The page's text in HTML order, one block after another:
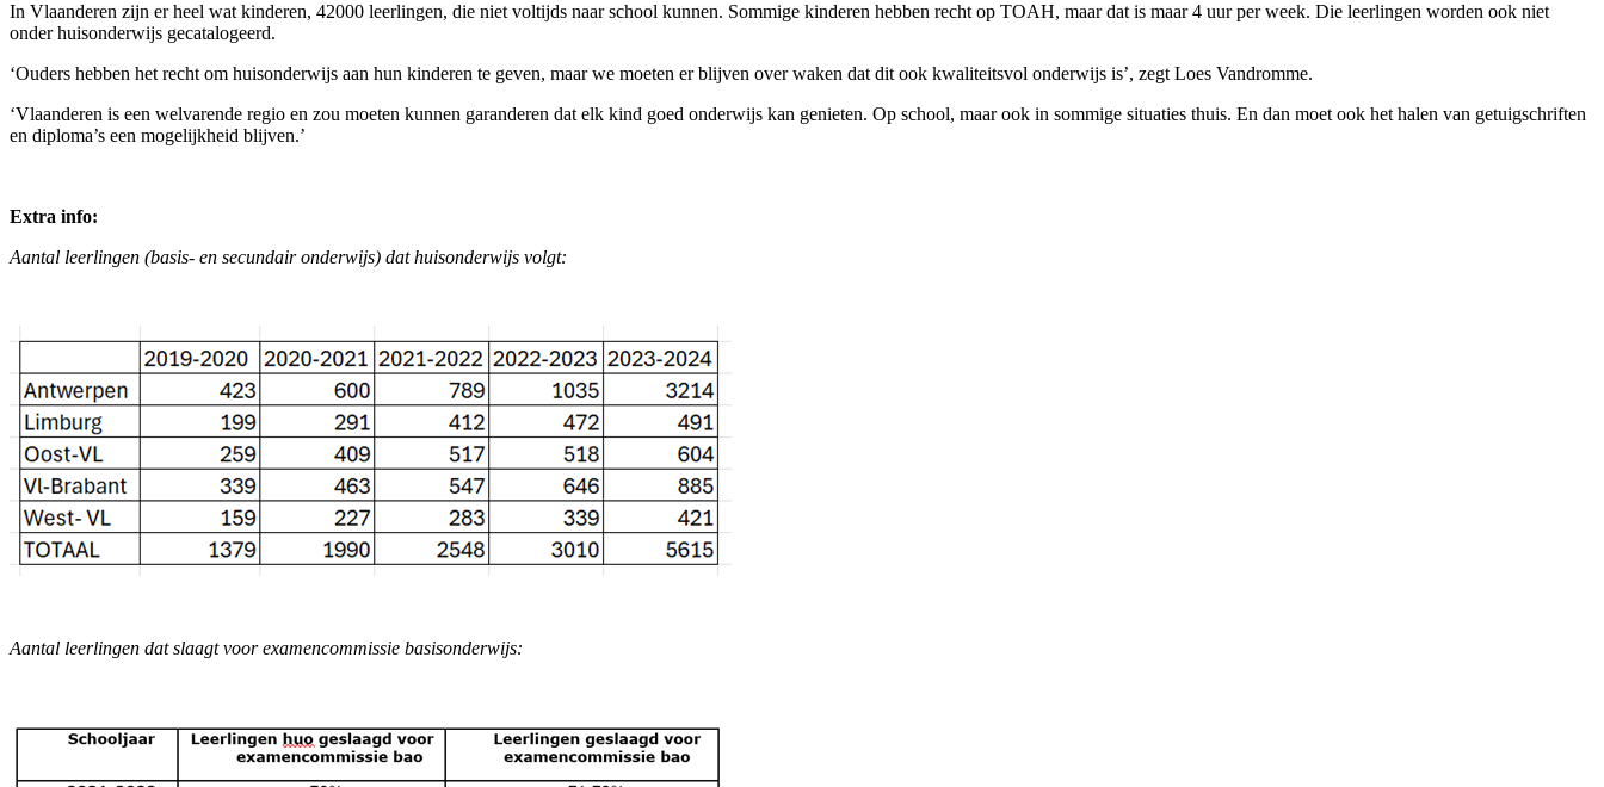
In Vlaanderen zijn er heel wat kinderen, 42000 leerlingen, die niet voltijds naar school kunnen. Sommige kinderen hebben recht op TOAH, maar dat is maar 4 uur per week. Die leerlingen worden ook niet
onder huisonderwijs gecatalogeerd.
‘Ouders hebben het recht om huisonderwijs aan hun kinderen te geven, maar we moeten er blijven over waken dat dit ook kwaliteitsvol onderwijs is’, zegt Loes Vandromme.
‘Vlaanderen is een welvarende regio en zou moeten kunnen garanderen dat elk kind goed onderwijs kan genieten. Op school, maar ook in sommige situaties thuis. En dan moet ook het halen van getuigschriften
en diploma’s een mogelijkheid blijven.’
Extra info:
Aantal leerlingen (basis- en secundair onderwijs) dat huisonderwijs volgt:
Aantal leerlingen dat slaagt voor examencommissie basisonderwijs: